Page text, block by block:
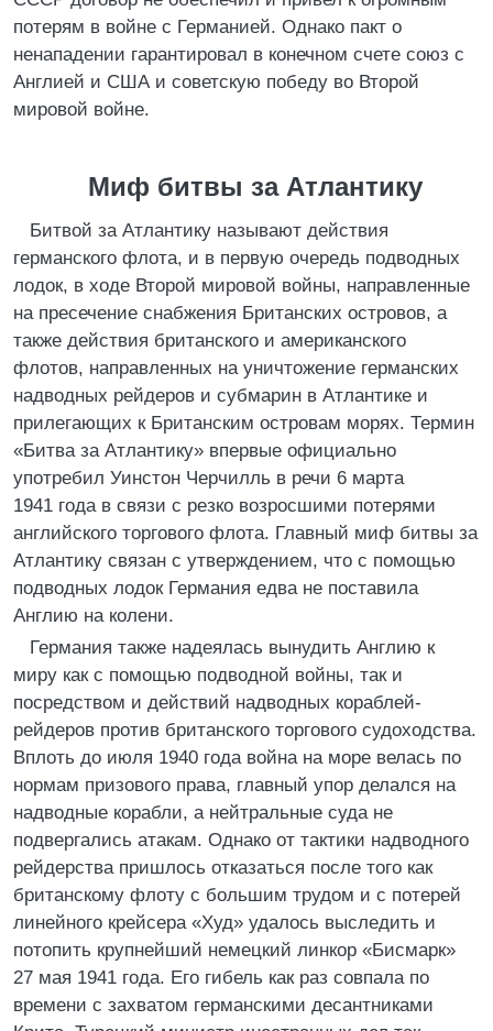
потерям в войне с Германией. Однако пакт о
ненападении гарантировал в конечном счете союз с
Англией и США и советскую победу во Второй
мировой войне.
Миф битвы за Атлантику
Битвой за Атлантику называют действия
германского флота, и в первую очередь подводных
лодок, в ходе Второй мировой войны, направленные
на пресечение снабжения Британских островов, а
также действия британского и американского
флотов, направленных на уничтожение германских
надводных рейдеров и субмарин в Атлантике и
прилегающих к Британским островам морях. Термин
«Битва за Атлантику» впервые официально
употребил Уинстон Черчилль в речи 6 марта
1941 года в связи с резко возросшими потерями
английского торгового флота. Главный миф битвы за
Атлантику связан с утверждением, что с помощью
подводных лодок Германия едва не поставила
Англию на колени.
Германия также надеялась вынудить Англию к
миру как с помощью подводной войны, так и
посредством и действий надводных кораблей-
рейдеров против британского торгового судоходства.
Вплоть до июля 1940 года война на море велась по
нормам призового права, главный упор делался на
надводные корабли, а нейтральные суда не
подвергались атакам. Однако от тактики надводного
рейдерства пришлось отказаться после того как
британскому флоту с большим трудом и с потерей
линейного крейсера «Худ» удалось выследить и
потопить крупнейший немецкий линкор «Бисмарк»
27 мая 1941 года. Его гибель как раз совпала по
времени с захватом германскими десантниками